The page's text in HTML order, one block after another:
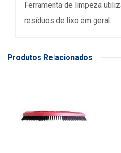
Ferramenta de limpeza
resíduos de lixo em geral.
Produtos Relacionados